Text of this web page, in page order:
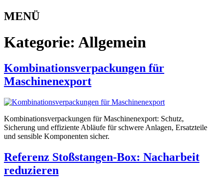
MENÜ
Kategorie: Allgemein
Kombinationsverpackungen für
Maschinenexport
Kombinationsverpackungen für Maschinenexport: Schutz,
Sicherung und effiziente Abläufe für schwere Anlagen, Ersatzteile
und sensible Komponenten sicher.
Referenz Stoßstangen-Box: Nacharbeit
reduzieren